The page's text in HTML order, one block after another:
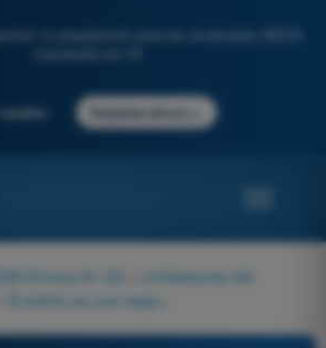
tu preparación para los exámenes AESA
Empieza ahora
Drones A1-A3
Limitaciones del